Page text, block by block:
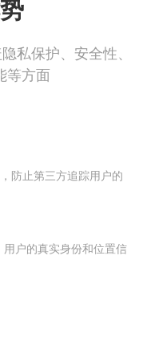
私保护、安全性、
等方面
防止第三方追踪用户的
户的真实身份和位置信